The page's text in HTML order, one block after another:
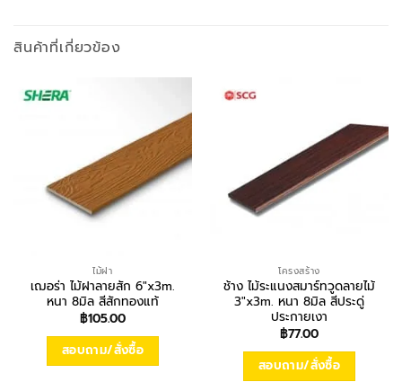
สินค้าที่เกี่ยวข้อง
ไม้ฝา
เฌอร่า ไม้ฝาลายสัก 6″x3m.
หนา 8มิล สีสักทองแท้
฿105.00
สอบถาม/สั่งซื้อ
โครงสร้าง
ช้าง ไม้ระแนงสมาร์ทวูดลายไม้
3″x3m. หนา 8มิล สีประดู่
ประกายเงา
฿77.00
สอบถาม/สั่งซื้อ